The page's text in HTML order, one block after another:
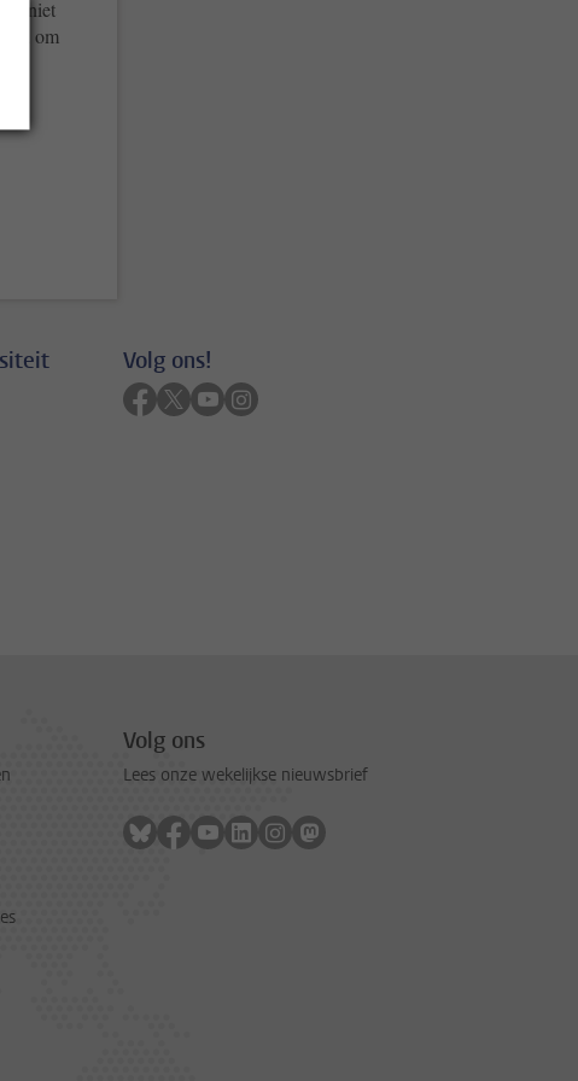
je niet
om
Volg ons!
Volg ons op facebook
Volg ons op twitter
Volg ons op youtube
Volg ons op instagram
Volg ons
Lees onze wekelijkse nieuwsbrief
Volg ons op bluesky
Volg ons op facebook
Volg ons op youtube
Volg ons op linkedin
Volg ons op instagram
Volg ons op mastodon